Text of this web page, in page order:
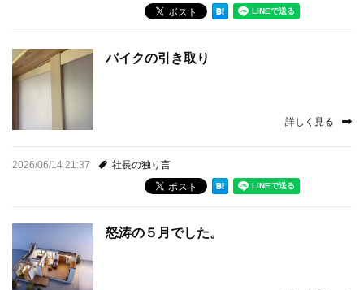
バイクの引き取り
詳しく見る
2026/06/14 21:37 社長の独り言
怒涛の５月でした。